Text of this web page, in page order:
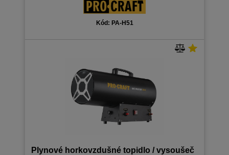
Kód: PA-H51
Plynové horkovzdušné topidlo / vysoušeč